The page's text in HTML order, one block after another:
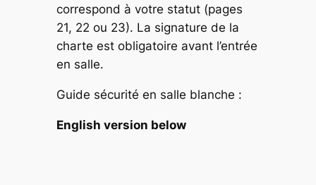
correspond à votre statut (pages
21, 22 ou 23). La signature de la
charte est obligatoire avant l’entrée
en salle.
Guide sécurité en salle blanche :
English version below